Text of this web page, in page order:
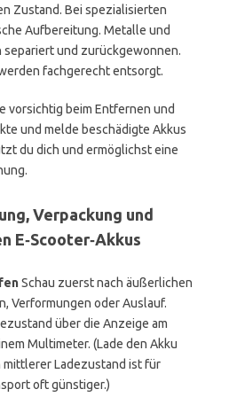
Zustand. Bei spezialisierten
Aufbereitung. Metalle und
und zurückgewonnen.
fachgerecht entsorgt.
vorsichtig beim Entfernen und
und melde beschädigte Akkus
du dich und ermöglichst eine
Verpackung und
E‑Scooter‑Akkus
Schau zuerst nach äußerlichen
Verformungen oder Auslauf.
über die Anzeige am
Multimeter. (Lade den Akku
mittlerer Ladezustand ist für
oft günstiger.)